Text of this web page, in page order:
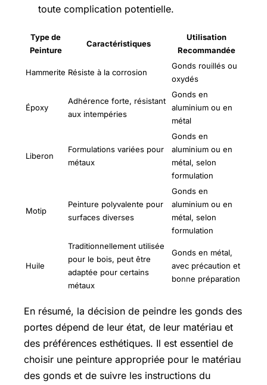
toute complication potentielle.
Type de
Peinture
Caractéristiques
Utilisation
Recommandée
Hammerite Résiste à la corrosion
Gonds rouillés ou
oxydés
Époxy
Adhérence forte, résistant
aux intempéries
Gonds en
aluminium ou en
métal
Liberon
Formulations variées pour
métaux
Gonds en
aluminium ou en
métal, selon
formulation
Motip
Peinture polyvalente pour
surfaces diverses
Gonds en
aluminium ou en
métal, selon
formulation
Huile
Traditionnellement utilisée
pour le bois, peut être
adaptée pour certains
métaux
Gonds en métal,
avec précaution et
bonne préparation
En résumé, la décision de peindre les gonds des
portes dépend de leur état, de leur matériau et
des préférences esthétiques. Il est essentiel de
choisir une peinture appropriée pour le matériau
des gonds et de suivre les instructions du